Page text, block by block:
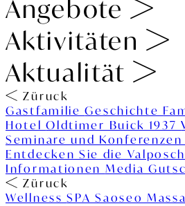
Angebote
Aktivitäten
Aktualität
Züruck
GastfamilieGeschichte
HotelOldtimer Buick 1937
Seminare und Konferenzen
Entdecken Sie die
Informationen Media
Züruck
WellnessSPA Saoseo